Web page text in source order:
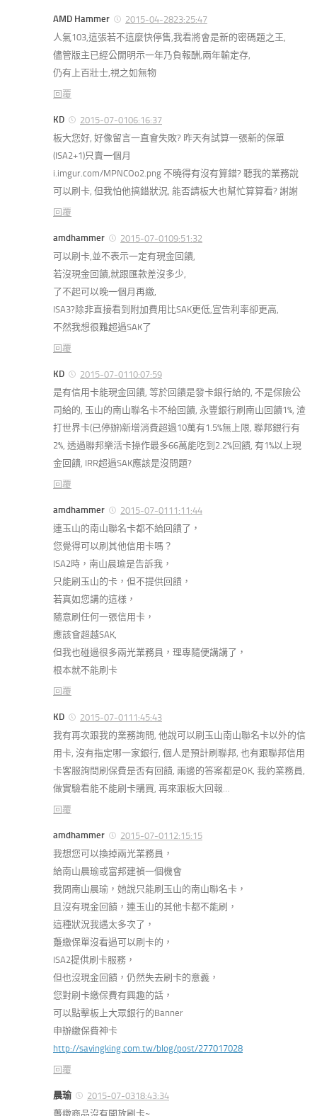
AMD Hammer
2015-04-2823:25:47
人氣103,這張若不這麼快停售,我看將會是新的密碼題之王,
儘管版主已經公開明示一年乃負報酬,兩年輸定存,
仍有上百壯士,視之如無物
回覆
KD
2015-07-0106:16:37
板大您好, 好像留言一直會失敗? 昨天有試算一張新的保單
(ISA2+1)只賣一個月
i.imgur.com/MPNCOo2.png 不曉得有沒有算錯? 聽我的業務說
可以刷卡, 但我怕他搞錯狀況, 能否請板大也幫忙算算看? 謝謝
回覆
amdhammer
2015-07-0109:51:32
可以刷卡,並不表示一定有現金回饋,
若沒現金回饋,就跟匯款差沒多少,
了不起可以晚一個月再繳,
ISA3?除非直接看到附加費用比SAK更低,宣告利率卻更高,
不然我想很難超過SAK了
回覆
KD
2015-07-0110:07:59
是有信用卡能現金回饋, 等於回饋是發卡銀行給的, 不是保險公
司給的, 玉山的南山聯名卡不給回饋, 永豐銀行刷南山回饋1%, 渣
打世界卡(已停辦)新增消費超過10萬有1.5%無上限, 聯邦銀行有
2%, 透過聯邦樂活卡操作最多66萬能吃到2.2%回饋, 有1%以上現
金回饋, IRR超過SAK應該是沒問題?
回覆
amdhammer
2015-07-0111:11:44
連玉山的南山聯名卡都不給回饋了，
您覺得可以刷其他信用卡嗎？
ISA2時，南山晨瑜是告訴我，
只能刷玉山的卡，但不提供回饋，
若真如您講的這樣，
隨意刷任何一張信用卡，
應該會超越SAK,
但我也碰過很多兩光業務員，理專隨便講講了，
根本就不能刷卡
回覆
KD
2015-07-0111:45:43
我有再次跟我的業務詢問, 他說可以刷玉山南山聯名卡以外的信
用卡, 沒有指定哪一家銀行, 個人是預計刷聯邦, 也有跟聯邦信用
卡客服詢問刷保費是否有回饋, 兩邊的答案都是OK, 我約業務員,
做實驗看能不能刷卡購買, 再來跟板大回報…
回覆
amdhammer
2015-07-0112:15:15
我想您可以換掉兩光業務員，
給南山晨瑜或富邦建禎一個機會
我問南山晨瑜，她說只能刷玉山的南山聯名卡，
且沒有現金回饋，連玉山的其他卡都不能刷，
這種狀況我遇太多次了，
躉繳保單沒看過可以刷卡的，
ISA2提供刷卡服務，
但也沒現金回饋，仍然失去刷卡的意義，
您對刷卡繳保費有興趣的話，
可以點擊板上大眾銀行的Banner
申辦繳保費神卡
http://savingking.com.tw/blog/post/277017028
回覆
晨瑜
2015-07-0318:43:34
躉繳商品沒有開放刷卡~